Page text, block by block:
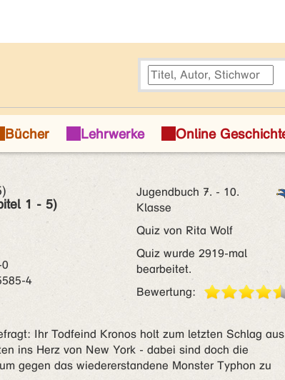
1 - 5)
4
Jugendbuch 7. - 10.
Klasse
Quiz von Rita Wolf
Quiz wurde 2919-mal
bearbeitet.
Bewertung:
Ihr Todfeind Kronos holt zum letzten Schlag aus
ins Herz von New York - dabei sind doch die
gegen das wiedererstandene Monster Typhon zu